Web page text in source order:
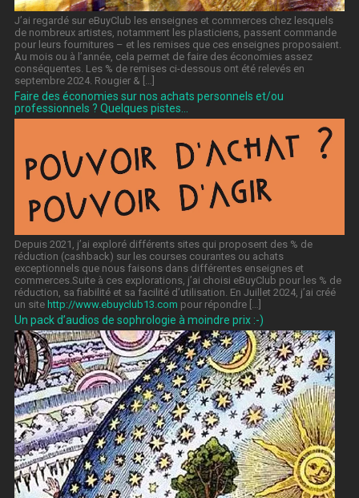
J’ai regardé sur eBuyClub les enseignes et commerces chez lesquels
de nombreux artistes, notamment les plasticiens, passent commande
pour leurs fournitures – et les remises que ces enseignes proposaient.
Au mois ou à l’année, cela permet de faire des économies assez
conséquentes. Les % de remises ci-dessous ont été relevés en
septembre 2024. Rougier & […]
Faire des économies sur nos achats personnels et/ou
professionnels ? Quelques pistes…
Depuis 2021, j’ai exploré différents sites qui proposent des % de
réduction (cashback) sur les courses courantes ou achats
exceptionnels que nous faisons dans différentes enseignes et
commerces.Suite à ces explorations, j’ai choisi eBuyClub pour les % de
réduction, sa fiabilité et sa facilité d’utilisation. En Juillet 2024, j’ai créé
un site http://www.ebuyclub13.com pour répondre […]
Un pack d’audios de sophrologie à moindre prix :-)